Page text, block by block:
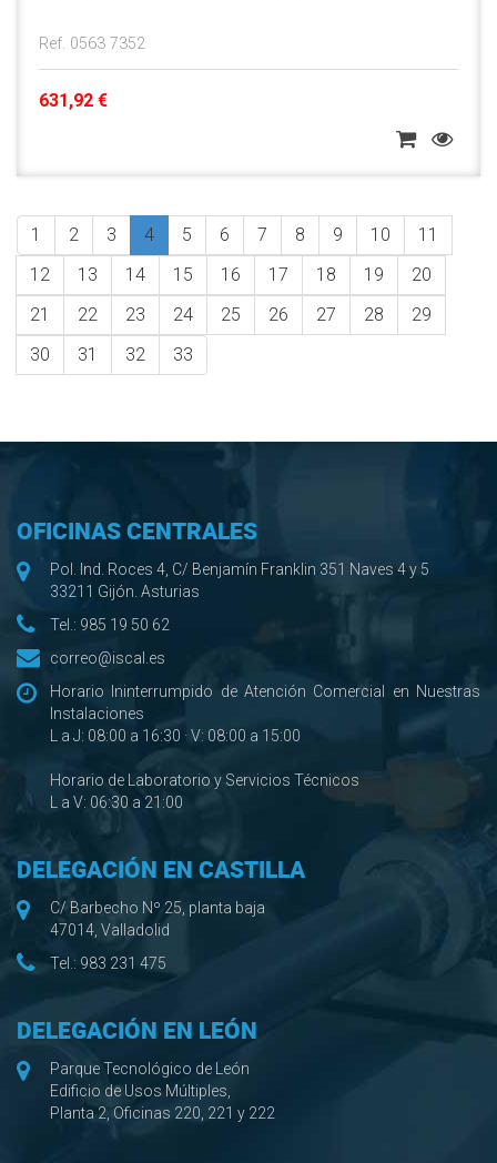
Ref. 0563 7352
631,92 €
1 2 3 4 5 6 7 8 9 10
11
12
13 14 15 16 17 18 19
20
21
22 23 24 25 26 27 28
29
30
31 32 33
OFICINAS CENTRALES
Pol. Ind. Roces 4, C/ Benjamín Franklin 351 Naves 4 y 5
33211 Gijón. Asturias
Tel.: 985 19 50 62
correo@iscal.es
Horario Ininterrumpido de Atención Comercial en Nuestras
Instalaciones
L a J: 08:00 a 16:30 · V: 08:00 a 15:00
Horario de Laboratorio y Servicios Técnicos
L a V: 06:30 a 21:00
DELEGACIÓN EN CASTILLA
C/ Barbecho Nº 25, planta baja
47014, Valladolid
Tel.: 983 231 475
DELEGACIÓN EN LEÓN
Parque Tecnológico de León
Edificio de Usos Múltiples,
Planta 2, Oficinas 220, 221 y 222